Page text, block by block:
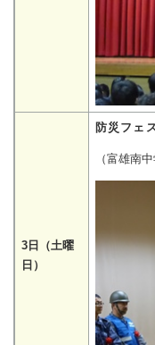
3日（土曜
日）
防災フ
（富雄南中